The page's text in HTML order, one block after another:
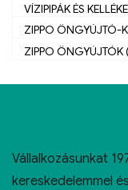
VÍZIPIPÁK ÉS
ZIPPO ÖNGYÚJTÓ-
ZIPPO ÖNGYÚJTÓK
Vállalkozásunkat
kereskedelemmel